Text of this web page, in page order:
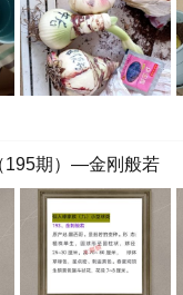
195期）—金刚般若